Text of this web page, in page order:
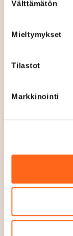
valinta
Välttämätön
Mieltymykset
Tilastot
Markkinointi
Lindex